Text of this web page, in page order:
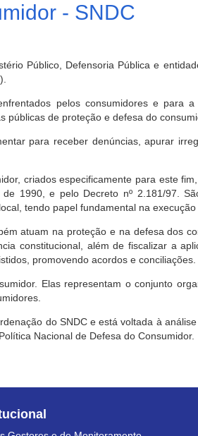
- SNDC
Público, Defensoria Pública e
pelos consumidores e para
públicas de proteção e defesa do
para receber denúncias, apurar
criados especificamente para este
1990, e pelo Decreto nº 2.181/97.
tendo papel fundamental na
atuam na proteção e na defesa dos
constitucional, além de fiscalizar a
promovendo acordos e conciliações.
Elas representam o conjunto
do SNDC e está voltada à
Nacional de Defesa do Consumidor.